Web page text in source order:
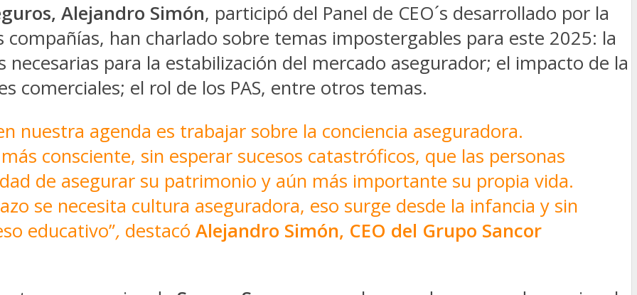
Alejandro Simón, participó del Panel de CEO´s desarrollado por la
han charlado sobre temas impostergables para este 2025: la
para la estabilización del mercado asegurador; el impacto de la
comerciales; el rol de los PAS, entre otros temas.
nuestra agenda es trabajar sobre la conciencia aseguradora.
consciente, sin esperar sucesos catastróficos, que las personas
de asegurar su patrimonio y aún más importante su propia vida.
se necesita cultura aseguradora, eso surge desde la infancia y sin
educativo”, destacó Alejandro Simón, CEO del Grupo Sancor